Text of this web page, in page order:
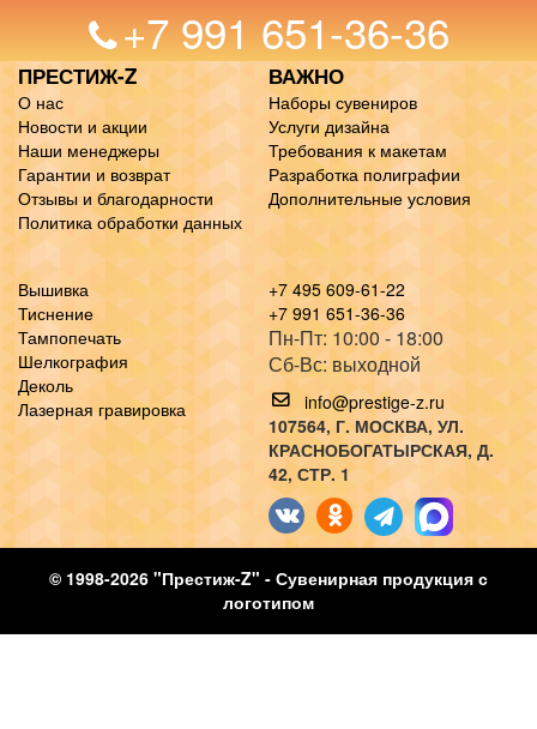
+7 991 651-36-36
ПРЕСТИЖ-Z
О нас
Новости и акции
Наши менеджеры
Гарантии и возврат
Отзывы и благодарности
Политика обработки данных
ВАЖНО
Наборы сувениров
Услуги дизайна
Требования к макетам
Разработка полиграфии
Дополнительные условия
Вышивка
Тиснение
Тампопечать
Шелкография
Деколь
Лазерная гравировка
+7 495 609-61-22
+7 991 651-36-36
Пн-Пт: 10:00 - 18:00
Сб-Вс: выходной
info@prestige-z.ru
107564, Г. МОСКВА, УЛ.
КРАСНОБОГАТЫРСКАЯ, Д.
42, СТР. 1
© 1998-2026 "Престиж-Z" - Сувенирная продукция с
логотипом